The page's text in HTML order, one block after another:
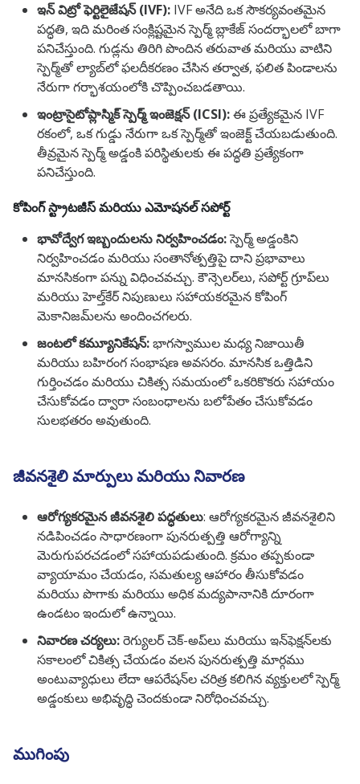
ఇన్ విట్రో ఫెర్టిలైజేషన్ (IVF): IVF అనేది ఒక సౌకర్యవంతమైన
పద్ధతి, ఇది మరింత సంక్లిష్టమైన స్పెర్మ్ బ్లాకేజ్ సందర్భాలలో బాగా
పనిచేస్తుంది. గుడ్లను తిరిగి పొందిన తరువాత మరియు వాటిని
స్పెర్మ్‌తో ల్యాబ్‌లో ఫలదీకరణం చేసిన తర్వాత, ఫలిత పిండాలను
నేరుగా గర్భాశయంలోకి చొప్పించబడతాయి.
ఇంట్రాసైటోప్లాస్మిక్ స్పెర్మ్ ఇంజెక్షన్ (ICSI):ఈ ప్రత్యేకమైన IVF
రకంలో, ఒక గుడ్డు నేరుగా ఒక స్పెర్మ్‌తో ఇంజెక్ట్ చేయబడుతుంది.
తీవ్రమైన స్పెర్మ్ అడ్డంకి పరిస్థితులకు ఈ పద్ధతి ప్రత్యేకంగా
పనిచేస్తుంది.
కోపింగ్ స్ట్రాటజీస్ మరియు ఎమోషనల్ సపోర్ట్
భావోద్వేగ ఇబ్బందులను నిర్వహించడం:స్పెర్మ్ అడ్డంకిని
నిర్వహించడం మరియు సంతానోత్పత్తిపై దాని ప్రభావాలు
మానసికంగా పన్ను విధించవచ్చు. కౌన్సెలర్‌లు, సపోర్ట్ గ్రూప్‌లు
మరియు హెల్త్‌కేర్ నిపుణులు సహాయకరమైన కోపింగ్
మెకానిజమ్‌లను అందించగలరు.
జంటలో కమ్యూనికేషన్:భాగస్వాముల మధ్య నిజాయితీ
మరియు బహిరంగ సంభాషణ అవసరం. మానసిక ఒత్తిడిని
గుర్తించడం మరియు చికిత్స సమయంలో ఒకరికొకరు సహాయం
చేసుకోవడం ద్వారా సంబంధాలను బలోపేతం చేసుకోవడం
సులభతరం అవుతుంది.
జీవనశైలి మార్పులు మరియు నివారణ
ఆరోగ్యకరమైన జీవనశైలి పద్ధతులు: ఆరోగ్యకరమైన జీవనశైలిని
నడిపించడం సాధారణంగా పునరుత్పత్తి ఆరోగ్యాన్ని
మెరుగుపరచడంలో సహాయపడుతుంది. క్రమం తప్పకుండా
వ్యాయామం చేయడం, సమతుల్య ఆహారం తీసుకోవడం
మరియు పొగాకు మరియు అధిక మద్యపానానికి దూరంగా
ఉండటం ఇందులో ఉన్నాయి.
నివారణ చర్యలు:రెగ్యులర్ చెక్-అప్‌లు మరియు ఇన్‌ఫెక్షన్‌లకు
సకాలంలో చికిత్స చేయడం వలన పునరుత్పత్తి మార్గము
అంటువ్యాధులు లేదా ఆపరేషన్‌ల చరిత్ర కలిగిన వ్యక్తులలో స్పెర్మ్
అడ్డంకులు అభివృద్ధి చెందకుండా నిరోధించవచ్చు.
ముగింపు